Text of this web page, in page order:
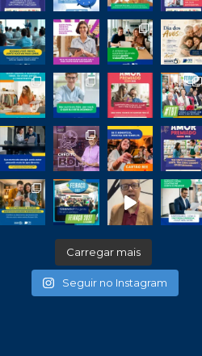
Carregar mais
Seguir no Instagram